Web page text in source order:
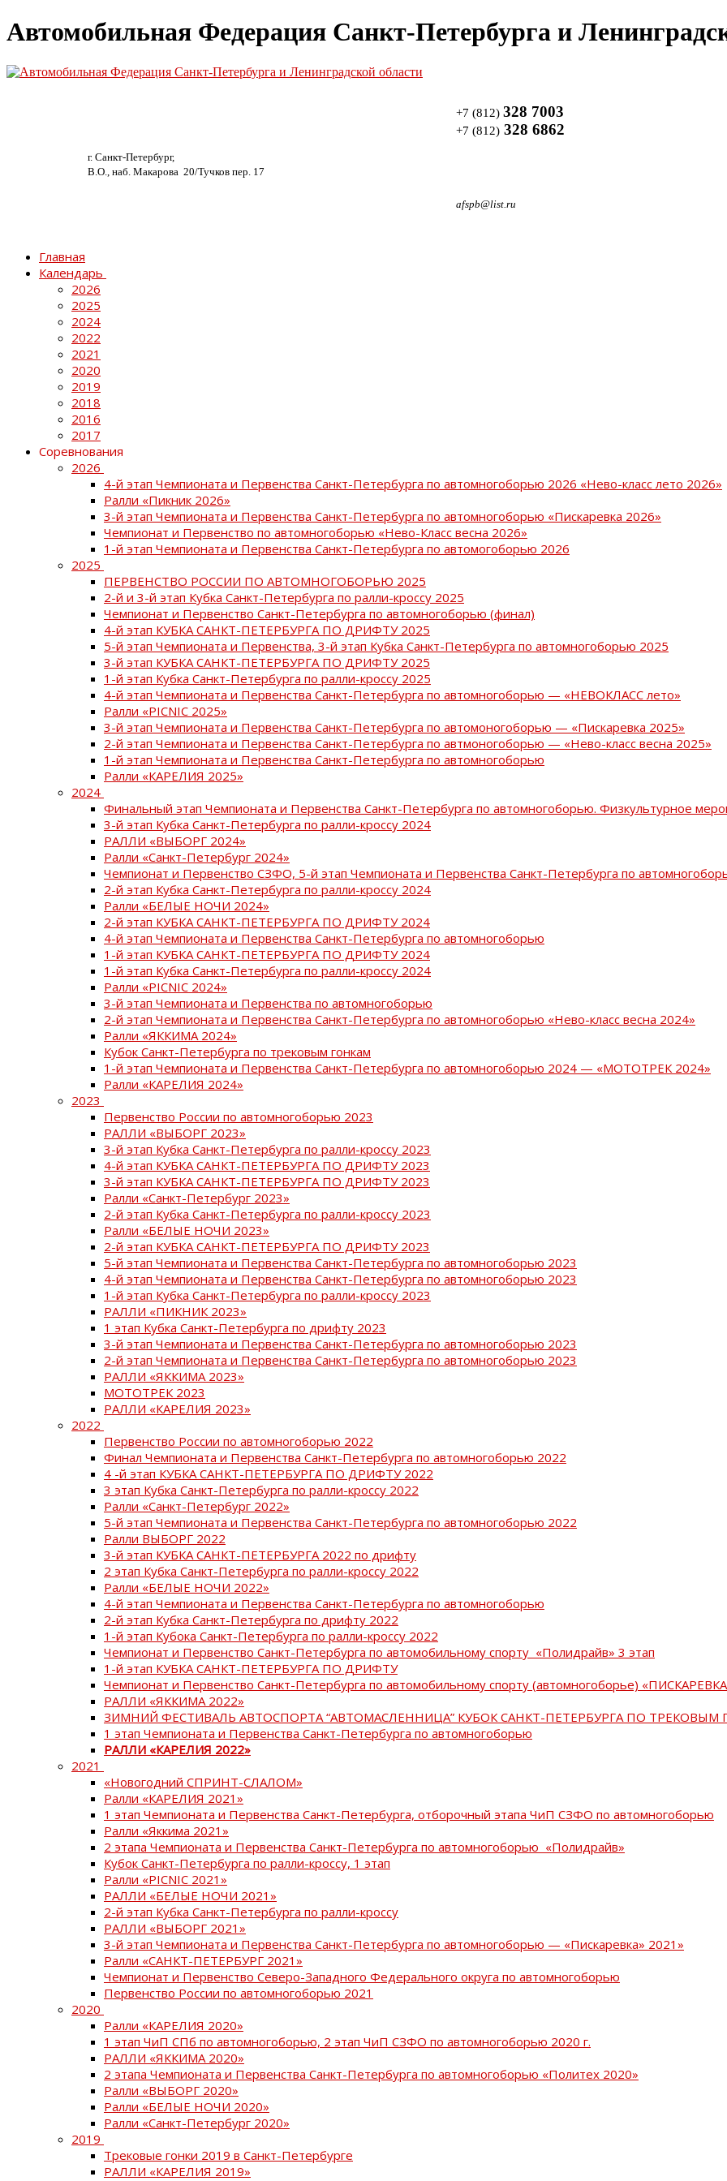
Автомобильная Федерация Санкт-Петербурга и
г. Санкт-Петербург,
В.О., наб. Макарова 20/Тучков пер. 17
+7 (812) 328 7003
+7 (812) 328 6862
afspb@list.ru
Главная
Календарь
2026
2025
2024
2022
2021
2020
2019
2018
2016
2017
Соревнования
2026
4-й этап Чемпионата и Первенства Санкт-Петербурга по автомногоборью 2026 «Нево-класс лето 2026»
Ралли «Пикник 2026»
3-й этап Чемпионата и Первенства Санкт-Петербурга по автомногоборью «Пискаревка 2026»
Чемпионат и Первенство по автомногоборью «Нево-Класс весна 2026»
1-й этап Чемпионата и Первенства Санкт-Петербурга по автомогоборью 2026
2025
ПЕРВЕНСТВО РОССИИ ПО АВТОМНОГОБОРЬЮ 2025
2-й и 3-й этап Кубка Санкт-Петербурга по ралли-кроссу 2025
Чемпионат и Первенство Санкт-Петербурга по автомногоборью (финал)
4-й этап КУБКА САНКТ-ПЕТЕРБУРГА ПО ДРИФТУ 2025
5-й этап Чемпионата и Первенства, 3-й этап Кубка Санкт-Петербурга по автомногоборью 2025
3-й этап КУБКА САНКТ-ПЕТЕРБУРГА ПО ДРИФТУ 2025
1-й этап Кубка Санкт-Петербурга по ралли-кроссу 2025
4-й этап Чемпионата и Первенства Санкт-Петербурга по автомногоборью — «НЕВОКЛАСС лето»
Ралли «PICNIC 2025»
3-й этап Чемпионата и Первенства Санкт-Петербурга по автомоногоборью — «Пискаревка 2025»
2-й этап Чемпионата и Первенства Санкт-Петербурга по автмоногоборью — «Нево-класс весна 2025»
1-й этап Чемпионата и Первенства Санкт-Петербурга по автомногоборью
Ралли «КАРЕЛИЯ 2025»
2024
Финальный этап Чемпионата и Первенства Санкт-Петербурга по автомногоборью. Физкультурное
3-й этап Кубка Санкт-Петербурга по ралли-кроссу 2024
РАЛЛИ «ВЫБОРГ 2024»
Ралли «Санкт-Петербург 2024»
Чемпионат и Первенство СЗФО, 5-й этап Чемпионата и Первенства Санкт-Петербурга по
2-й этап Кубка Санкт-Петербурга по ралли-кроссу 2024
Ралли «БЕЛЫЕ НОЧИ 2024»
2-й этап КУБКА САНКТ-ПЕТЕРБУРГА ПО ДРИФТУ 2024
4-й этап Чемпионата и Первенства Санкт-Петербурга по автомногоборью
1-й этап КУБКА САНКТ-ПЕТЕРБУРГА ПО ДРИФТУ 2024
1-й этап Кубка Санкт-Петербурга по ралли-кроссу 2024
Ралли «PICNIC 2024»
3-й этап Чемпионата и Первенства по автомногоборью
2-й этап Чемпионата и Первенства Санкт-Петербурга по автомногоборью «Нево-класс весна 2024»
Ралли «ЯККИМА 2024»
Кубок Санкт-Петербурга по трековым гонкам
1-й этап Чемпионата и Первенства Санкт-Петербурга по автомногоборью 2024 — «МОТОТРЕК 2024»
Ралли «КАРЕЛИЯ 2024»
2023
Первенство России по автомногоборью 2023
РАЛЛИ «ВЫБОРГ 2023»
3-й этап Кубка Санкт-Петербурга по ралли-кроссу 2023
4-й этап КУБКА САНКТ-ПЕТЕРБУРГА ПО ДРИФТУ 2023
3-й этап КУБКА САНКТ-ПЕТЕРБУРГА ПО ДРИФТУ 2023
Ралли «Санкт-Петербург 2023»
2-й этап Кубка Санкт-Петербурга по ралли-кроссу 2023
Ралли «БЕЛЫЕ НОЧИ 2023»
2-й этап КУБКА САНКТ-ПЕТЕРБУРГА ПО ДРИФТУ 2023
5-й этап Чемпионата и Первенства Санкт-Петербурга по автомногоборью 2023
4-й этап Чемпионата и Первенства Санкт-Петербурга по автомногоборью 2023
1-й этап Кубка Санкт-Петербурга по ралли-кроссу 2023
РАЛЛИ «ПИКНИК 2023»
1 этап Кубка Санкт-Петербурга по дрифту 2023
3-й этап Чемпионата и Первенства Санкт-Петербурга по автомногоборью 2023
2-й этап Чемпионата и Первенства Санкт-Петербурга по автомногоборью 2023
РАЛЛИ «ЯККИМА 2023»
МОТОТРЕК 2023
РАЛЛИ «КАРЕЛИЯ 2023»
2022
Первенство России по автомногоборью 2022
Финал Чемпионата и Первенства Санкт-Петербурга по автомногоборью 2022
4 -й этап КУБКА САНКТ-ПЕТЕРБУРГА ПО ДРИФТУ 2022
3 этап Кубка Санкт-Петербурга по ралли-кроссу 2022
Ралли «Санкт-Петербург 2022»
5-й этап Чемпионата и Первенства Санкт-Петербурга по автомногоборью 2022
Ралли ВЫБОРГ 2022
3-й этап КУБКА САНКТ-ПЕТЕРБУРГА 2022 по дрифту
2 этап Кубка Санкт-Петербурга по ралли-кроссу 2022
Ралли «БЕЛЫЕ НОЧИ 2022»
4-й этап Чемпионата и Первенства Санкт-Петербурга по автомногоборью
2-й этап Кубка Санкт-Петербурга по дрифту 2022
1-й этап Кубока Санкт-Петербурга по ралли-кроссу 2022
Чемпионат и Первенство Санкт-Петербурга по автомобильному спорту «Полидрайв» 3 этап
1-й этап КУБКА САНКТ-ПЕТЕРБУРГА ПО ДРИФТУ
Чемпионат и Первенство Санкт-Петербурга по автомобильному спорту (автомногоборье)
РАЛЛИ «ЯККИМА 2022»
ЗИМНИЙ ФЕСТИВАЛЬ АВТОСПОРТА “АВТОМАСЛЕННИЦА” КУБОК САНКТ-ПЕТЕРБУРГА ПО ТРЕКОВЫМ
1 этап Чемпионата и Первенства Санкт-Петербурга по автомногоборью
РАЛЛИ «КАРЕЛИЯ 2022»
2021
«Новогодний СПРИНТ-СЛАЛОМ»
Ралли «КАРЕЛИЯ 2021»
1 этап Чемпионата и Первенства Санкт-Петербурга, отборочный этапа ЧиП СЗФО по автомногоборью
Ралли «Яккима 2021»
2 этапа Чемпионата и Первенства Санкт-Петербурга по автомногоборью «Полидрайв»
Кубок Санкт-Петербурга по ралли-кроссу, 1 этап
Ралли «PICNIC 2021»
РАЛЛИ «БЕЛЫЕ НОЧИ 2021»
2-й этап Кубка Санкт-Петербурга по ралли-кроссу
РАЛЛИ «ВЫБОРГ 2021»
3-й этап Чемпионата и Первенства Санкт-Петербурга по автомногоборью — «Пискаревка» 2021»
Ралли «САНКТ-ПЕТЕРБУРГ 2021»
Чемпионат и Первенство Северо-Западного Федерального округа по автомногоборью
Первенство России по автомногоборью 2021
2020
Ралли «КАРЕЛИЯ 2020»
1 этап ЧиП СПб по автомногоборью, 2 этап ЧиП СЗФО по автомногоборью 2020 г.
РАЛЛИ «ЯККИМА 2020»
2 этапа Чемпионата и Первенства Санкт-Петербурга по автомногоборью «Политех 2020»
Ралли «ВЫБОРГ 2020»
Ралли «БЕЛЫЕ НОЧИ 2020»
Ралли «Санкт-Петербург 2020»
2019
Трековые гонки 2019 в Санкт-Петербурге
РАЛЛИ «КАРЕЛИЯ 2019»